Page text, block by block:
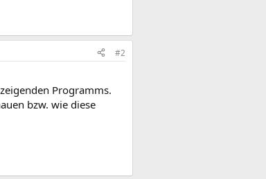
#2
Programms.
bzw. wie diese